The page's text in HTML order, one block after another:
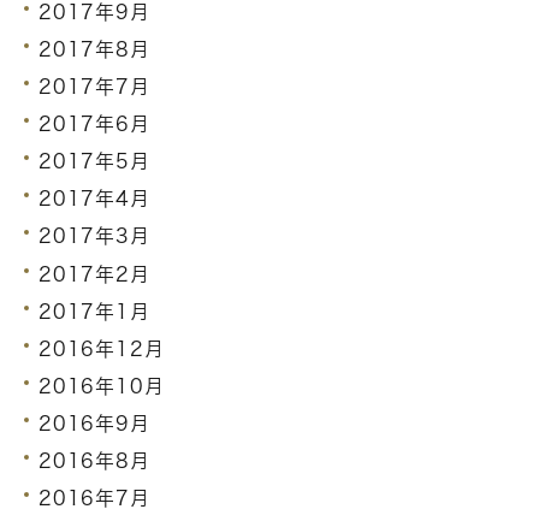
2017年9月
2017年8月
2017年7月
2017年6月
2017年5月
2017年4月
2017年3月
2017年2月
2017年1月
2016年12月
2016年10月
2016年9月
2016年8月
2016年7月